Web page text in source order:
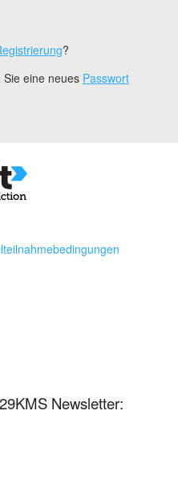
?
eine neues Passwort
Newsletter: